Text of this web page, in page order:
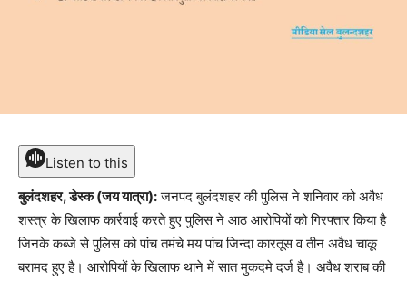
Listen to this
बुलंदशहर, डेस्क (जय यात्रा):जनपद बुलंदशहर की पुलिस ने शनिवार को अवैध
शस्त्र के खिलाफ कार्रवाई करते हुए पुलिस ने आठ आरोपियों को गिरफ्तार किया है
जिनके कब्जे से पुलिस को पांच तमंचे मय पांच जिन्दा कारतूस व तीन अवैध चाकू
बरामद हुए है। आरोपियों के खिलाफ थाने में सात मुकदमे दर्ज है। अवैध शराब की